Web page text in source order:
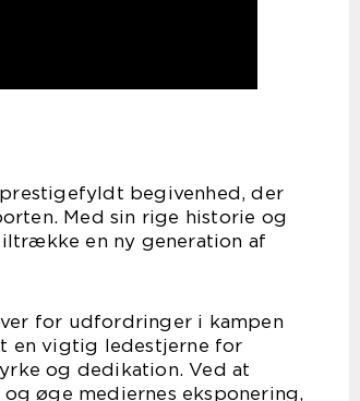
begivenhed, der
Med sin rige historie og
en ny generation af
for udfordringer i kampen
en vigtig ledestjerne for
og dedikation. Ved at
øge mediernes eksponering,